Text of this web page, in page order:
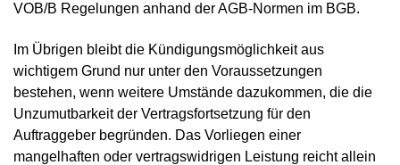
VOB/B Regelungen anhand der AGB-Normen im BGB.
Im Übrigen bleibt die Kündigungsmöglichkeit aus
wichtigem Grund nur unter den Voraussetzungen
bestehen, wenn weitere Umstände dazukommen, die die
Unzumutbarkeit der Vertragsfortsetzung für den
Auftraggeber begründen. Das Vorliegen einer
mangelhaften oder vertragswidrigen Leistung reicht allein